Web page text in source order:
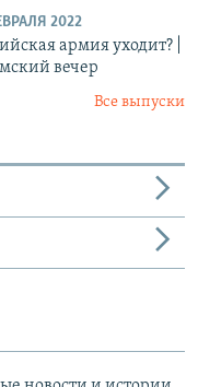
2022
армия уходит? |
вечер
Все выпуски